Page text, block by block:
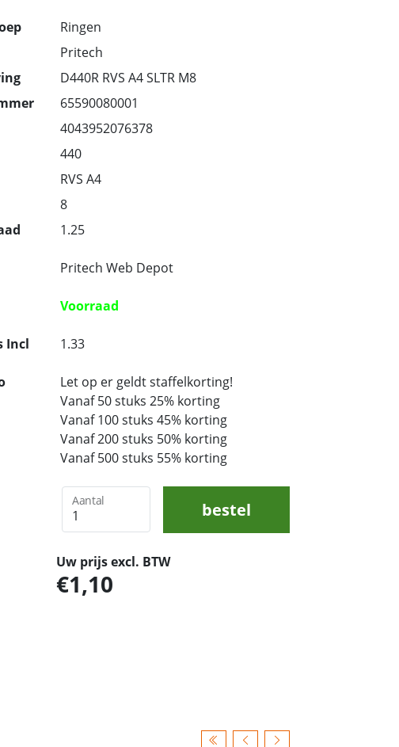
Ringen
Pritech
D440R RVS A4 SLTR M8
65590080001
4043952076378
440
RVS A4
8
1.25
Pritech Web Depot
Voorraad
Incl
1.33
Let op er geldt staffelkorting!
Vanaf 50 stuks 25% korting
Vanaf 100 stuks 45% korting
Vanaf 200 stuks 50% korting
Vanaf 500 stuks 55% korting
Aantal bestel
Uw prijs excl. BTW
1,10